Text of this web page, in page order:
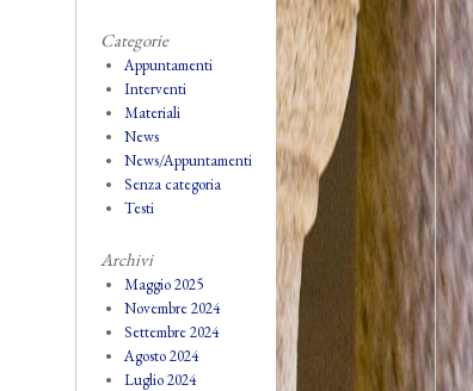
Categorie
Appuntamenti
Interventi
Materiali
News
News/Appuntamenti
Senza categoria
Testi
Archivi
Maggio 2025
Novembre 2024
Settembre 2024
Agosto 2024
Luglio 2024